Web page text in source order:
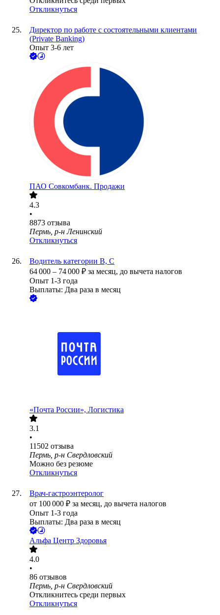
Откликнуться
Директор по работе с состоятельными клиентами
(Private Banking)
Опыт 3-6 лет
ПАО Совкомбанк. Продажи
4.3
•
8873 отзыва
Пермь, р-н Ленинский
Откликнуться
Водитель категории В, С
64 000 – 74 000 ₽ за месяц, до вычета налогов
Опыт 1-3 года
Выплаты: Два раза в месяц
«Почта России», Логистика
3.1
•
11502 отзыва
Пермь, р-н Свердловский
Можно без резюме
Откликнуться
Врач-гастроэнтеролог
от 100 000 ₽ за месяц, до вычета налогов
Опыт 1-3 года
Выплаты: Два раза в месяц
Альфа Центр Здоровья
4.0
•
86 отзывов
Пермь, р-н Свердловский
Откликнитесь среди первых
Откликнуться